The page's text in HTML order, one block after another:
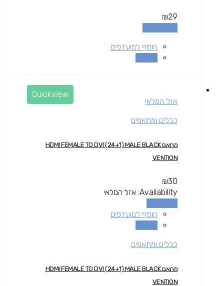
₪29
הוסף למועדפים
Quickview
אזל המלאי
כבלים ומתאמים
מתאם HDMI FEMALE TO DVI (24+1) MALE BLACK
VENTION
₪30
Availability: אזל המלאי
הוסף למועדפים
כבלים ומתאמים
מתאם HDMI FEMALE TO DVI (24+1) MALE BLACK
VENTION